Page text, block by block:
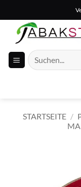
Inhalt
springen
Suche
nach:
STARTSEITE /